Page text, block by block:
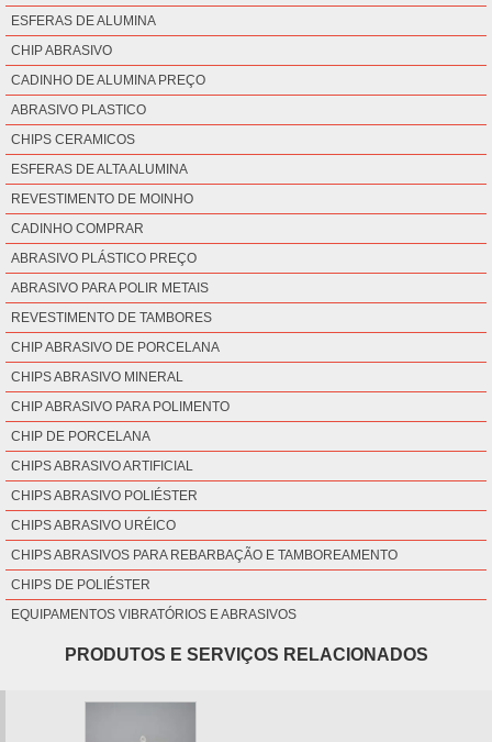
ESFERAS DE ALUMINA
CHIP ABRASIVO
CADINHO DE ALUMINA PREÇO
ABRASIVO PLASTICO
CHIPS CERAMICOS
ESFERAS DE ALTA ALUMINA
REVESTIMENTO DE MOINHO
CADINHO COMPRAR
ABRASIVO PLÁSTICO PREÇO
ABRASIVO PARA POLIR METAIS
REVESTIMENTO DE TAMBORES
CHIP ABRASIVO DE PORCELANA
CHIPS ABRASIVO MINERAL
CHIP ABRASIVO PARA POLIMENTO
CHIP DE PORCELANA
CHIPS ABRASIVO ARTIFICIAL
CHIPS ABRASIVO POLIÉSTER
CHIPS ABRASIVO URÉICO
CHIPS ABRASIVOS PARA REBARBAÇÃO E TAMBOREAMENTO
CHIPS DE POLIÉSTER
EQUIPAMENTOS VIBRATÓRIOS E ABRASIVOS
REVESTIMENTO ABRASIVO
CADINHO CERÂMICA
PRODUTOS E SERVIÇOS RELACIONADOS